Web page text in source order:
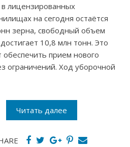
в лицензированных
на сегодня остаётся
зерна, свободный объем
10,8 млн тонн. Это
обеспечить прием нового
ограничений. Ход уборочной
Читать далее